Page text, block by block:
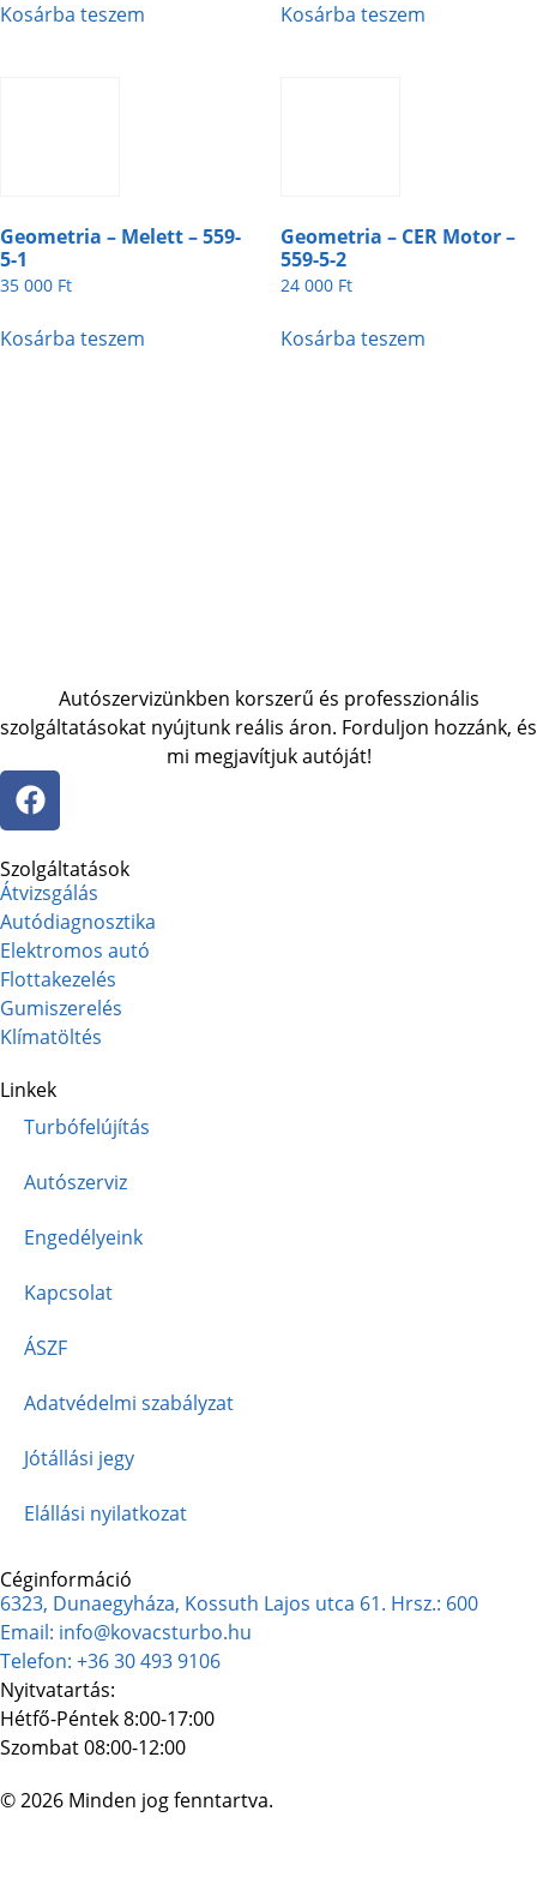
Kosárba teszem Kosárba teszem
Geometria – Melett – 559-
5-1
35 000 Ft
Kosárba teszem
Geometria – CER Motor –
559-5-2
24 000 Ft
Kosárba teszem
Autószervizünkben korszerű és professzionális
szolgáltatásokat nyújtunk reális áron. Forduljon hozzánk, és
mi megjavítjuk autóját!
Szolgáltatások
Átvizsgálás
Autódiagnosztika
Elektromos autó
Flottakezelés
Gumiszerelés
Klímatöltés
Linkek
Turbófelújítás
Autószerviz
Engedélyeink
Kapcsolat
ÁSZF
Adatvédelmi szabályzat
Jótállási jegy
Elállási nyilatkozat
Céginformáció
6323, Dunaegyháza, Kossuth Lajos utca 61. Hrsz.: 600
Email: info@kovacsturbo.hu
Telefon: +36 30 493 9106
Nyitvatartás:
Hétfő-Péntek 8:00-17:00
Szombat 08:00-12:00
© 2026 Minden jog fenntartva.